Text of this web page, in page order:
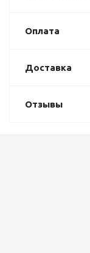
Оплата
Доставка
Отзывы